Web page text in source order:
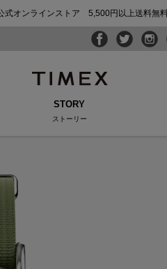
式オンラインストア 5,500円以上送料無
STORY
ストーリー